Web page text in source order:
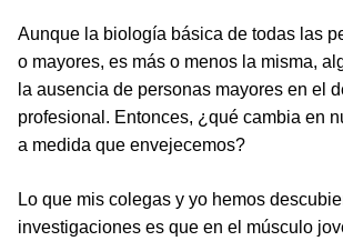
Aunque la biología básica de todas las
o mayores, es más o menos la misma,
la ausencia de personas mayores en el
profesional. Entonces, ¿qué cambia en
a medida que envejecemos?
Lo que mis colegas y yo hemos
investigaciones es que en el músculo